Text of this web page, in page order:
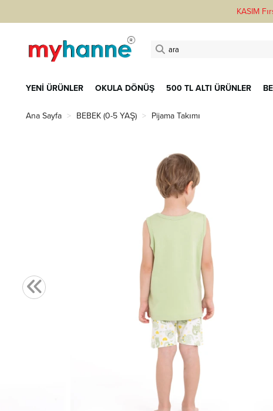
KASIM
YENİ ÜRÜNLER
OKULA DÖNÜŞ 500 TL ALTI ÜRÜNLER
Ana Sayfa BEBEK (0-5 YAŞ) Pijama Takımı